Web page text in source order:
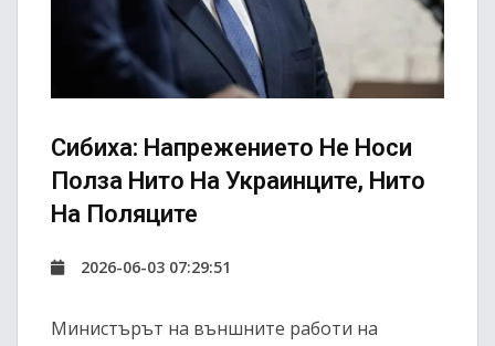
Сибиха: Напрежението Не Носи
Полза Нито На Украинците, Нито
На Поляците
2026-06-03 07:29:51
Министърът на външните работи на